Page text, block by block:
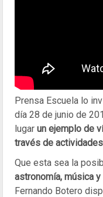
Prensa Escuela lo
día 28 de junio de
lugar un ejemplo de
través de
Que esta sea la
astronomía, música y
Fernando Botero